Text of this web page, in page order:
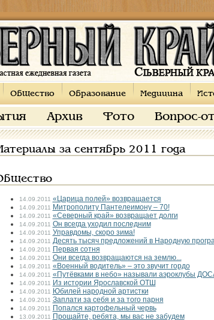
Общество Образование Медицина
Архив Фото Вопрос-
за сентябрь 2011 года
14.09.2011 «Царица полей» возвращается
14.09.2011 Митрополиту Пантелеимону – 70!
14.09.2011 «Северный край» возвращает долги
14.09.2011 Он всегда уходил последним
14.09.2011 Управдомы, скоро зима!
14.09.2011 Десять тысяч предложений в Народную
14.09.2011 Первая сотня
14.09.2011 Они всегда возвращаются на землю...
14.09.2011 «Военный водитель» – это звучит гордо
14.09.2011 «Путёвками в небо» называли аэроклубы
14.09.2011 Из истории Ярославской ОТШ
14.09.2011 Юбилей народной артистки
14.09.2011 Заплати за себя и за того парня
14.09.2011 Попался картофельный червь
13.09.2011 Прощайте, ребята, мы вас не забудем